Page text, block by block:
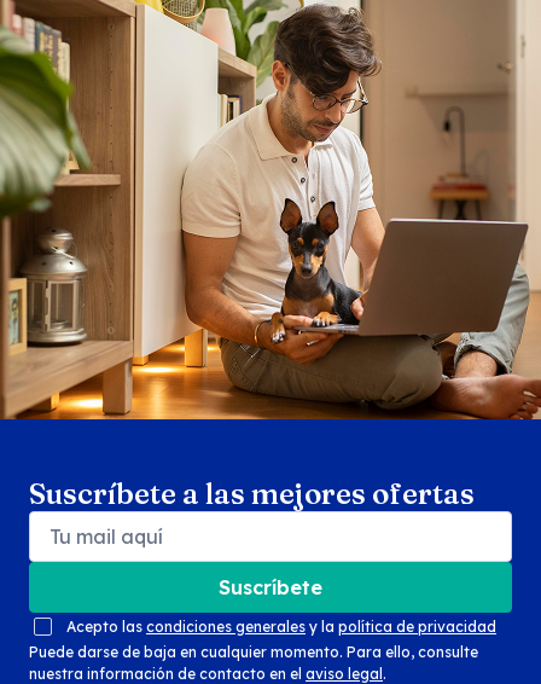
Suscríbete a las mejores ofertas
Suscríbete
Acepto las condiciones generales y la política de privacidad
Puede darse de baja en cualquier momento. Para ello, consulte
nuestra información de contacto en el aviso legal .
Search products